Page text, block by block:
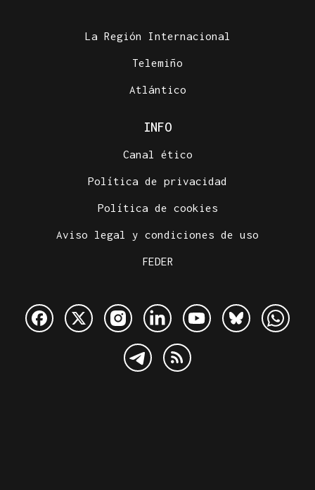
La Región Internacional
Telemiño
Atlántico
INFO
Canal ético
Política de privacidad
Política de cookies
Aviso legal y condiciones de uso
FEDER